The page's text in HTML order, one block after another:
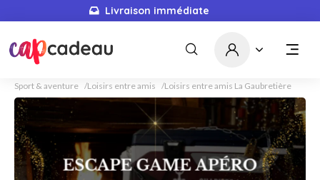
Livraison immédiate
Sport & aventure Loisirs entre amis Loisirs entre amis La Gaubretière